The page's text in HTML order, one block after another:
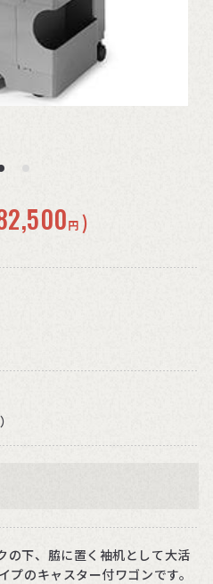
円 )
の下、脇に置く袖机として大活
のキャスター付ワゴンです。